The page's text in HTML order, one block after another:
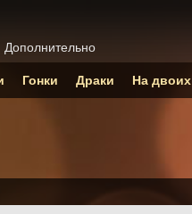
Дополнительно
Гонки Драки На двоих